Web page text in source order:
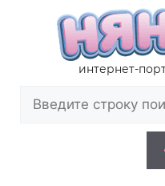
содержимому
интернет-